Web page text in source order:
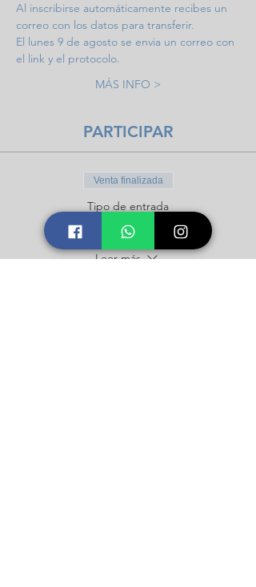
Al inscribirse automáticamente recibes un
correo con los datos para transferir.
El lunes 9 de agosto se envia un correo con
el link y el protocolo.
MÁS INFO >
PARTICIPAR
Venta finalizada
Tipo de entrada
Participar
Leer más